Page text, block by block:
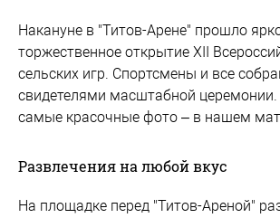
Накануне в "Титов-Арене" прошло
торжественное открытие XII
сельских игр. Спортсмены и все
свидетелями масштабной церемонии.
самые красочные фото – в нашем
Развлечения на любой вкус
На площадке перед "Титов-Ареной"